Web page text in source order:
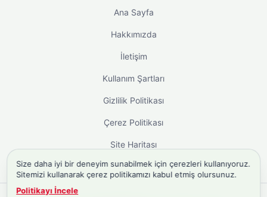
Ana Sayfa
Hakkımızda
İletişim
Kullanım Şartları
Gizlilik Politikası
Çerez Politikası
Site Haritası
Size daha iyi bir deneyim sunabilmek için çerezleri kullanıyoruz.
Sitemizi kullanarak çerez politikamızı kabul etmiş olursunuz.
Politikayı İncele